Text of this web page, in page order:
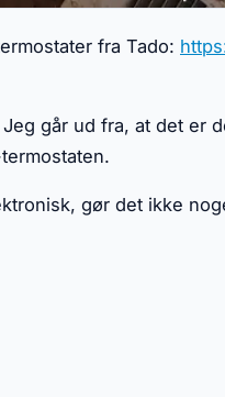
fra Tado:
går ud fra, at det er
gør det ikke